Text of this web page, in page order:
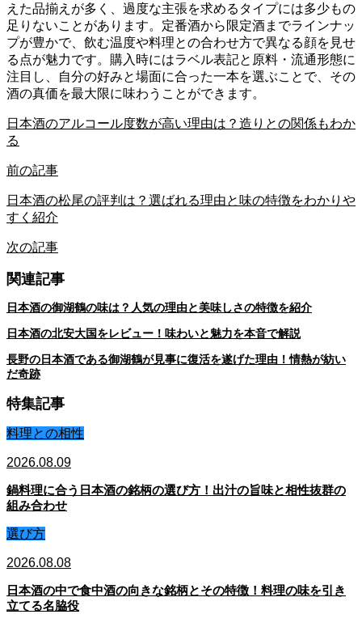
えた品揃えが多く、過度な主張を求めるタイプには多少もの
足りないことがあります。定番酒から限定酒までラインナッ
プが豊かで、飲む温度や料理との合わせ方で異なる顔を見せ
る点が魅力です。購入時にはラベル表記と原料・流通形態に
注目し、自分の好みと場面に合った一本を選ぶことで、その
酒の真価を最大限に味わうことができます。
日本酒のアルコール度数が高い理由は？造りとの関係もわか
る
前の記事
日本酒の松尾の評判は？選ばれる理由と味の特徴をわかりや
すく紹介
次の記事
関連記事
日本酒の御湖鶴の味は？人気の理由と美味しさの特徴を紹介
日本酒の北安大国をレビュー！味わいと魅力を本音で解説
長野の日本酒である御湖鶴が見事に復活を遂げた理由！情熱が紡い
だ奇跡
特集記事
料理との相性
2026.08.09
鍋料理に合う日本酒の銘柄の選び方！出汁の旨味と相性抜群の
組み合わせ
選び方
2026.08.08
日本酒の中で食中酒の向きな銘柄とその特徴！料理の味を引き
立てる名脇役